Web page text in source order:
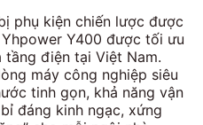
phụ kiện chiến lược được
Yhpower Y400 được tối ưu
tầng điện tại Việt Nam.
máy công nghiệp siêu
tinh gọn, khả năng vận
đáng kinh ngạc, xứng